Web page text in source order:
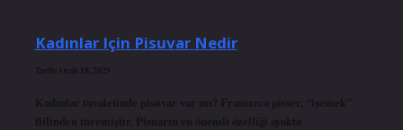
Kadınlar Için Pisuvar Nedir
Tarih: Ocak 18, 2025
Kadınlar tuvaletinde pisuvar var mı? Fransızca pisser, “işemek”
fiilinden türemiştir. Pisuarın en önemli özelliği ayakta